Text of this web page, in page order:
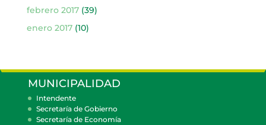
febrero 2017(39)
enero 2017(10)
MUNICIPALIDAD
Intendente
Secretaría de Gobierno
Secretaría de Economía